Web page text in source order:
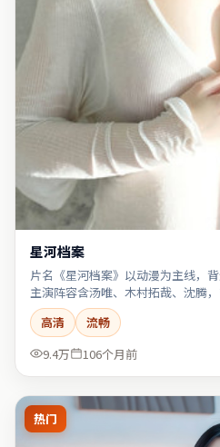
星河档案
片名《星河档案》以动漫为主线，
主演阵容含汤唯、木村拓哉、沈腾，
高清
流畅
9.4万
106个月前
热门